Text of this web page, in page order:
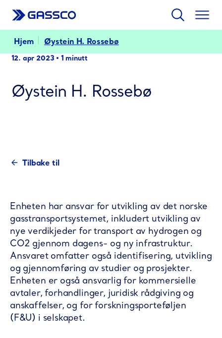
Søk
Hjem Øystein H. Rossebø
12. apr 2023 • 1 minutt
Øystein H. Rossebø
Tilbake til
Enheten har ansvar for utvikling av det norske
gasstransportsystemet, inkludert utvikling av
nye verdikjeder for transport av hydrogen og
CO2 gjennom dagens- og ny infrastruktur.
Ansvaret omfatter også identifisering, utvikling
og gjennomføring av studier og prosjekter.
Enheten er også ansvarlig for kommersielle
avtaler, forhandlinger, juridisk rådgiving og
anskaffelser, og for forskningsporteføljen
(F&U) i selskapet.